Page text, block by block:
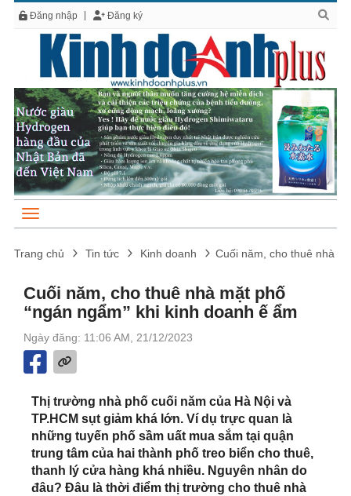
Đăng nhập Đăng ký
Trang chủ Tin tức Kinh doanh Cuối năm, cho thuê nhà
Cuối năm, cho thuê nhà mặt phố
“ngán ngẩm” khi kinh doanh ế ẩm
Ngày đăng: 11:06 AM, 21/12/2023
Thị trường nhà phố cuối năm của Hà Nội và
TP.HCM sụt giảm khá lớn. Ví dụ trực quan là
những tuyến phố sầm uất mua sắm tại quận
trung tâm của hai thành phố treo biển cho thuê,
thanh lý cửa hàng khá nhiều. Nguyên nhân do
đâu? Đâu là thời điểm thị trường cho thuê nhà